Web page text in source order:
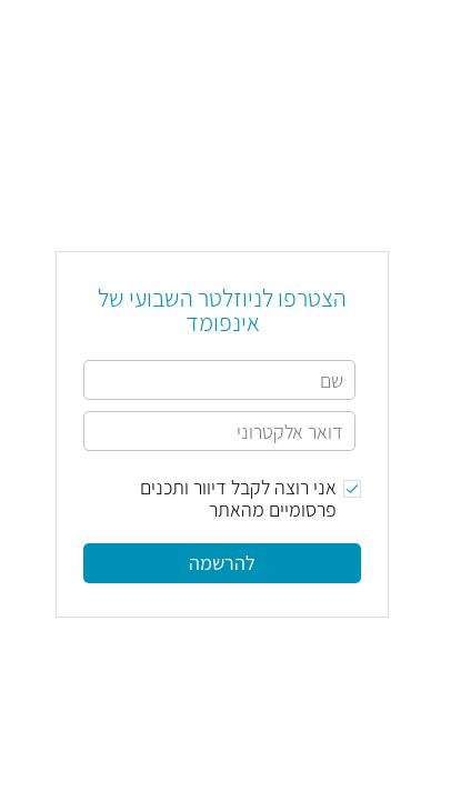
הצטרפו לניוזלטר השבועי של
אינפומד
אני רוצה לקבל דיוור ותכנים
פרסומיים מהאתר
להרשמה